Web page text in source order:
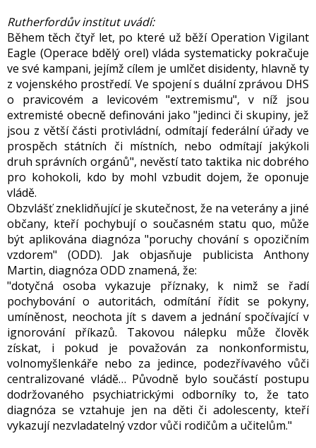
Rutherfordův institut uvádí:
Během těch čtyř let, po které už běží Operation Vigilant
Eagle (Operace bdělý orel) vláda systematicky pokračuje
ve své kampani, jejímž cílem je umlčet disidenty, hlavně ty
z vojenského prostředí. Ve spojení s duální zprávou DHS
o pravicovém a levicovém "extremismu", v níž jsou
extremisté obecně definováni jako "jedinci či skupiny, jež
jsou z větší části protivládní, odmítají federální úřady ve
prospěch státních či místních, nebo odmítají jakýkoli
druh správních orgánů", nevěstí tato taktika nic dobrého
pro kohokoli, kdo by mohl vzbudit dojem, že oponuje
vládě.
Obzvlášť zneklidňující je skutečnost, že na veterány a jiné
občany, kteří pochybují o současném statu quo, může
být aplikována diagnóza "poruchy chování s opozičním
vzdorem" (ODD). Jak objasňuje publicista Anthony
Martin, diagnóza ODD znamená, že:
"dotyčná osoba vykazuje příznaky, k nimž se řadí
pochybování o autoritách, odmítání řídit se pokyny,
umíněnost, neochota jít s davem a jednání spočívající v
ignorování příkazů. Takovou nálepku může člověk
získat, i pokud je považován za nonkonformistu,
volnomyšlenkáře nebo za jedince, podezřívavého vůči
centralizované vládě… Původně bylo součástí postupu
dodržovaného psychiatrickými odborníky to, že tato
diagnóza se vztahuje jen na děti či adolescenty, kteří
vykazují nezvladatelný vzdor vůči rodičům a učitelům."